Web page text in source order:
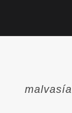
malvasía